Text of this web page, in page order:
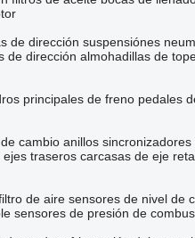
de dirección suspensiónes
de dirección almohadillas de
principales de freno pedales
cambio anillos sincronizadores
ejes traseros carcasas de eje
de aire sensores de nivel de
sensores de presión de